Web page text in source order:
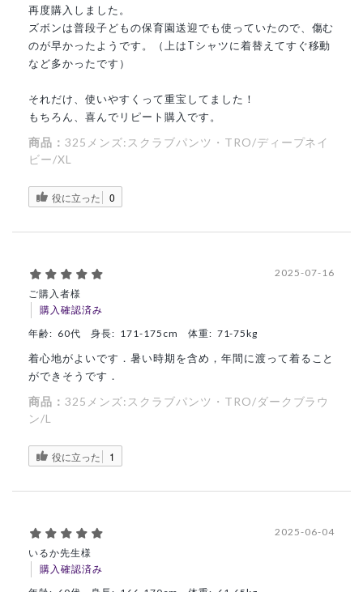
再度購入しました。
ズボンは普段子どもの保育園送迎でも使っていたので、傷む
のが早かったようです。（上はTシャツに着替えてすぐ移動
など多かったです）
それだけ、使いやすくって重宝してました！
もちろん、喜んでリピート購入です。
商品： 325メンズ:スクラブパンツ・TRO/ディープネイ
ビー/XL
役に立った 0
ご購入者様
購入確認済み
2025-07-16
年齢: 60代 身長: 171-175cm 体重: 71-75kg
着心地がよいです．暑い時期を含め，年間に渡って着ること
ができそうです．
商品： 325メンズ:スクラブパンツ・TRO/ダークブラウ
ン/L
役に立った 1
いるか先生様
購入確認済み
2025-06-04